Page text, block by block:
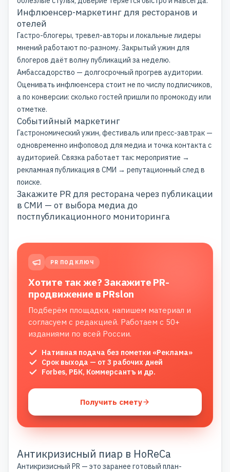
Инфлюенсер-маркетинг для ресторанов и
отелей
Гастро-блогеры, тревел-авторы и локальные лидеры
мнений работают по-разному. Закрытый ужин для
блогеров даёт волну публикаций за неделю.
Амбассадорство — долгосрочный прогрев аудитории.
Оценивать инфлюенсера стоит не по числу подписчиков,
а по конверсии: сколько гостей пришли по промокоду или
отметке.
Событийный маркетинг
Гастрономический ужин, фестиваль или пресс-завтрак —
одновременно инфоповод для медиа и точка контакта с
аудиторией. Связка работает так: мероприятие →
рекламная публикация в СМИ → репутационный след в
поиске.
Закажите PR для ресторана через публикации
в СМИ — от выбора медиа до
постпубликационного мониторинга
PR ПОД КЛЮЧ
Хотите так же? Закажите PR-
продвижение в PRslon
Подберём площадки, напишем материал и
согласуем с редакцией. Работаем с 50+
изданиями по всей России.
Нативная подача без пометки «Реклама»
Срок выхода — от 3 рабочих дней
Forbes, РБК, Коммерсантъ и др.
Получить смету
Антикризисный пиар в HoReCa
Антикризисный PR — это заранее готовый план-